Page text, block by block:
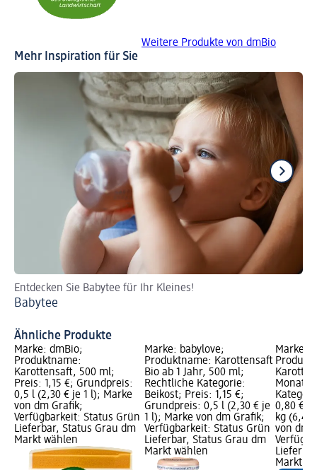
Weitere Produkte von dmBio
Mehr Inspiration für Sie
Entdecken Sie Babytee für Ihr Kleines!
Babytee
Ähnliche Produkte
Marke: dmBio;
Produktname:
Karottensaft, 500 ml;
Preis: 1,15 €; Grundpreis:
0,5 l (2,30 € je 1 l); Marke
von dm Grafik;
Verfügbarkeit: Status Grün
Lieferbar, Status Grau dm
Markt wählen
Marke: babylove;
Produktname: Karottensaft
Bio ab 1 Jahr, 500 ml;
Rechtliche Kategorie:
Beikost; Preis: 1,15 €;
Grundpreis: 0,5 l (2,30 € je
1 l); Marke von dm Grafik;
Verfügbarkeit: Status Grün
Lieferbar, Status Grau dm
Markt wählen
Marke:
Karotte
Monat,
0,80 €;
kg (6,40
von dm
Markt